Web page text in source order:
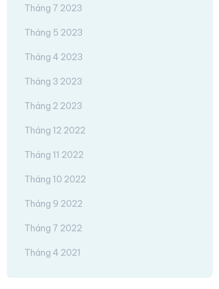
Tháng 7 2023
Tháng 5 2023
Tháng 4 2023
Tháng 3 2023
Tháng 2 2023
Tháng 12 2022
Tháng 11 2022
Tháng 10 2022
Tháng 9 2022
Tháng 7 2022
Tháng 4 2021